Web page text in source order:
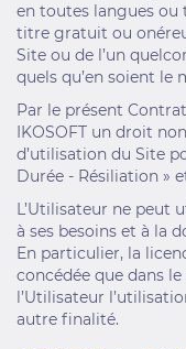
en toutes langues ou
titre gratuit ou
Site ou de l’un
quels qu’en soient le
Par le présent
IKOSOFT un droit
d’utilisation du Site
Durée - Résiliation »
L’Utilisateur ne peut
à ses besoins et à la
En particulier, la
concédée que dans
l’Utilisateur
autre finalité.